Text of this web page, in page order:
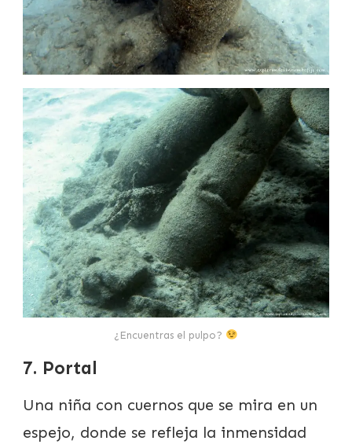
¿Encuentras el pulpo?
7. Portal
Una niña con cuernos que se mira en un
espejo, donde se refleja la inmensidad